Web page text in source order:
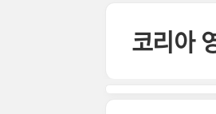
코리아